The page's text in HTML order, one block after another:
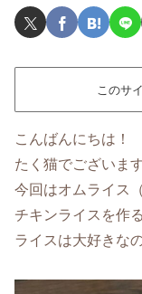
このサ
こんばんにちは！
たく猫でございます
今回はオムライス
チキンライスを作
ライスは大好きな